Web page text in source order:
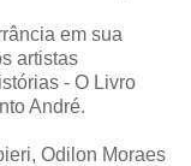
em sua
artistas
- O Livro
André.
Odilon Moraes